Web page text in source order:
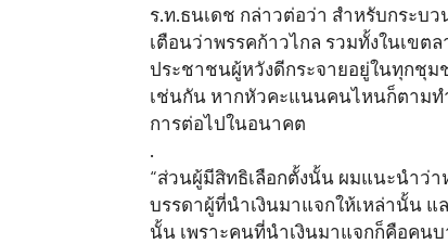
ร.ท.ธนเดช กล่าวต่อว่า สำหรับกระ
เตือนว่าพรรคก้าวไกล รวมทั้งในเขต
ประชาชนผู้หวังดีกระจายอยู่ในทุกชุม
เช่นกัน หากหัวคะแนนคนไหนก็ตามท
การต่อไปในอนาคต
.
“ส่วนผู้มีสิทธิเลือกตั้งนั้น ผมแนะนำว่
บรรดาผู้ที่นำเงินมาแจกให้เหล่านั้น
นั้น เพราะคนที่นำเงินมาแจกก็คือคน